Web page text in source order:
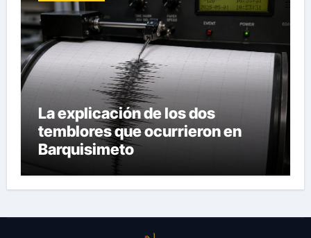
La explicación de los dos
temblores que ocurrieron en
Barquisimeto